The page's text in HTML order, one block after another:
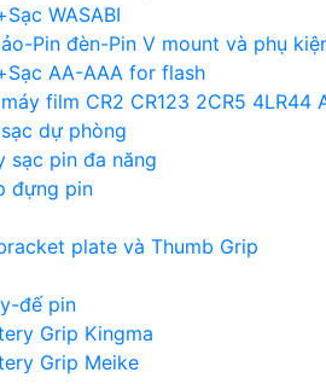
WASABI
Pin đèn-Pin V mount và phụ
AA-AAA for flash
film CR2 CR123 2CR5 4LR44
dự phòng
sạc pin đa năng
đựng pin
plate và Thumb Grip
đế pin
Grip Kingma
Grip Meike